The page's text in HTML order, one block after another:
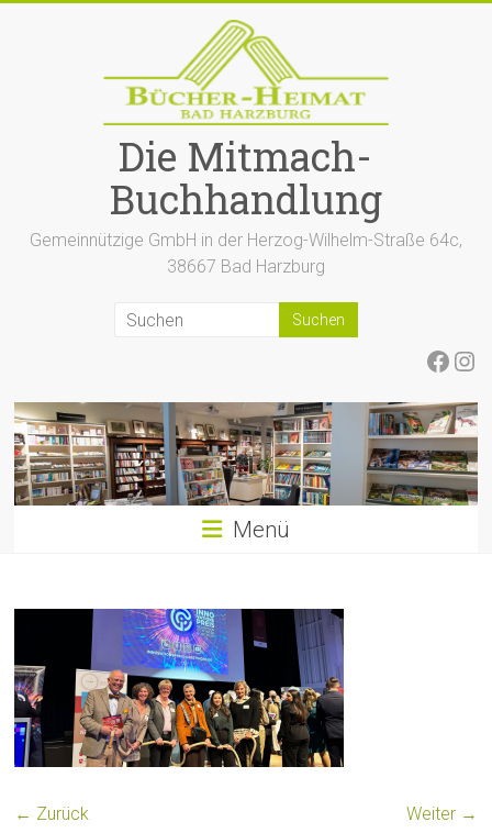
Die Mitmach-
Buchhandlung
Gemeinnützige GmbH in der Herzog-Wilhelm-Straße 64c,
38667 Bad Harzburg
Menü
← Zurück Weiter →